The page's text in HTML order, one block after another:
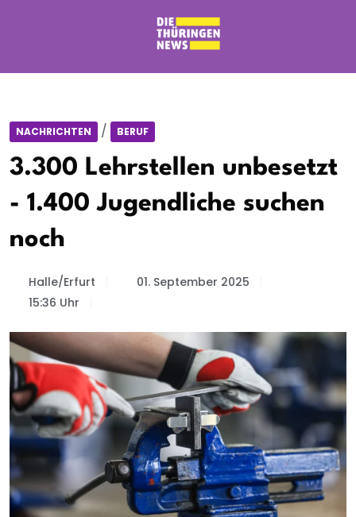
NACHRICHTEN / BERUF
3.300 Lehrstellen unbesetzt
- 1.400 Jugendliche suchen
noch
Halle/Erfurt
01. September 2025
15:36 Uhr